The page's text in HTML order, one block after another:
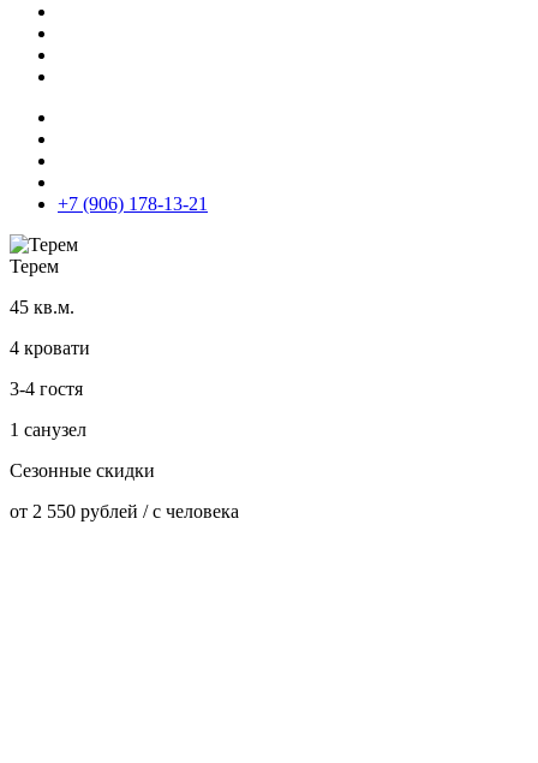
+7 (906) 178-13-21
Терем
45 кв.м.
4 кровати
3-4 гостя
1 санузел
Сезонные скидки
от 2 550 рублей / с человека